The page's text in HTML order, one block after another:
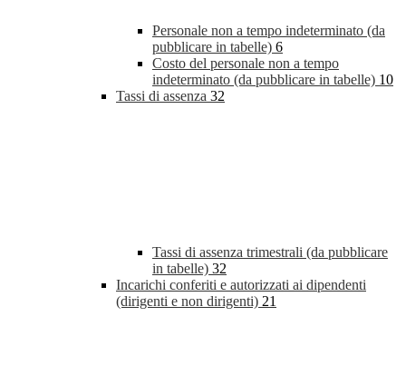
Personale non a tempo indeterminato (da
pubblicare in tabelle) 6
Costo del personale non a tempo
indeterminato (da pubblicare in tabelle) 10
Tassi di assenza 32
Tassi di assenza trimestrali (da pubblicare
in tabelle) 32
Incarichi conferiti e autorizzati ai dipendenti
(dirigenti e non dirigenti) 21